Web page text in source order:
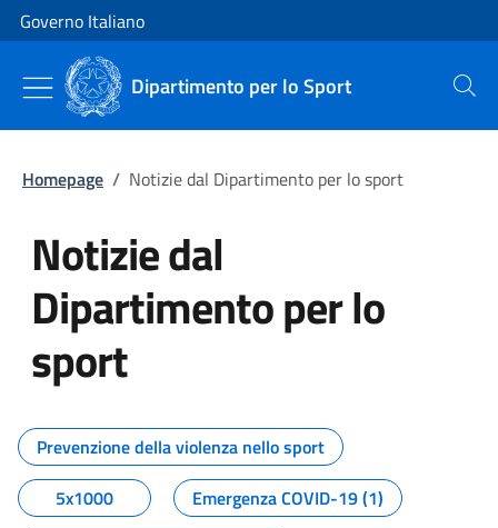
Vai al contenuto
Vai alla navigazione del sito
Governo Italiano
Dipartimento per lo Sport Cerca
Homepage / Notizie dal Dipartimento per lo sport
Notizie dal
Dipartimento per lo
sport
Tutti i contenuti della pagina
Prevenzione della violenza nello sport
5x1000
Emergenza COVID-19 (1)